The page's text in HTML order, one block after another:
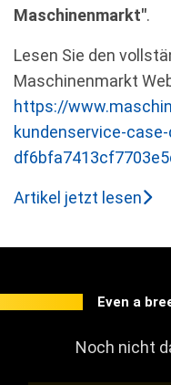
Maschinenmarkt".
Lesen Sie den
Maschinenmarkt
https://
kundenservice-
Artikel jetzt lesen
Even a
Noch nicht